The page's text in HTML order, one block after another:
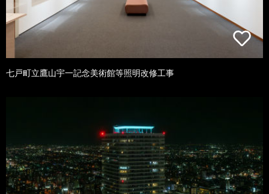
七戸町立鷹山宇一記念美術館等照明改修工事